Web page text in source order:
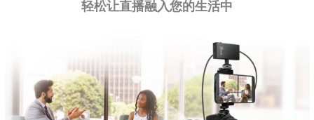
轻松让直播融入您的生活中